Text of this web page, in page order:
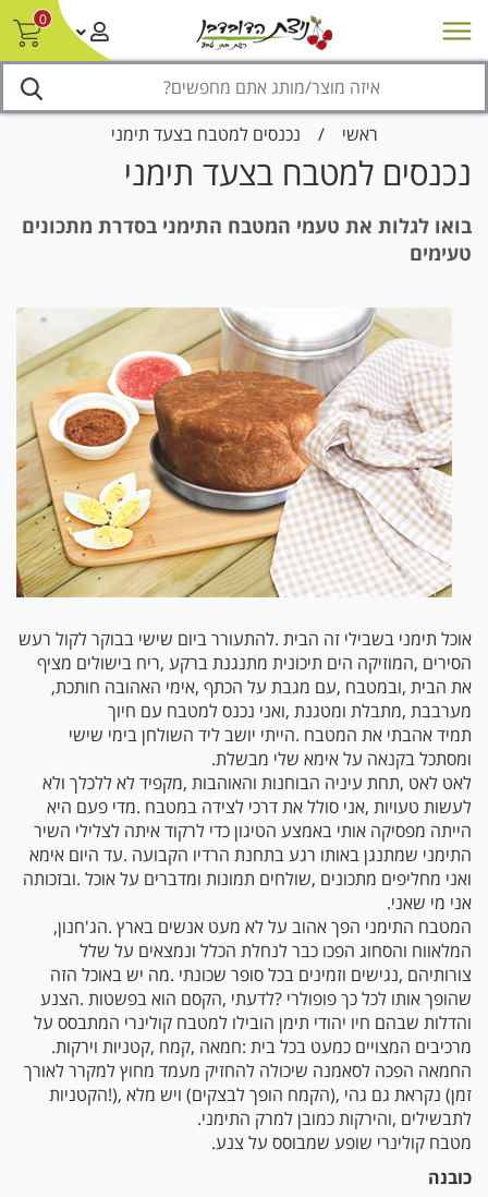
0
מבצעים סניפים צור קשר/ביטול הזמנה
ראשי / נכנסים למטבח בצעד תימני
נכנסים למטבח בצעד תימני
בואו לגלות את טעמי המטבח התימני בסדרת מתכונים
טעימים
‬את‭ ‬הבית‭, ‬ובמטבח‭, ‬עם‭ ‬מגבת‭ ‬על‭ ‬הכתף‭, ‬אימי‭ ‬האהובה‭ ‬חותכת‭,
‬מערבבת‭, ‬מתבלת‭ ‬ומטגנת‭, ‬ואני‭ ‬נכנס‭ ‬למטבח‭ ‬עם‭ ‬חיוך
‬ומסתכל‭ ‬בקנאה‭ ‬על‭ ‬אימא‭ ‬שלי‭ ‬מבשלת‭.‬
‬אני‭ ‬מי‭ ‬שאני‭. ‬
המטבח‭ ‬התימני‭ ‬הפך‭ ‬אהוב‭ ‬על‭ ‬לא‭ ‬מעט‭ ‬אנשים‭ ‬בארץ‭. ‬הג‭'‬חנון‭,
‬מרכיבים‭ ‬המצויים‭ ‬כמעט‭ ‬בכל‭ ‬בית‭: ‬חמאה‭, ‬קמח‭, ‬קטניות‭ ‬וירקות‭.‬
‬לתבשילים‭, ‬והירקות‭ ‬כמובן‭ ‬למרק‭ ‬התימני‭.‬
מטבח‭ ‬קולינרי‭ ‬שופע‭ ‬שמבוסס‭ ‬על‭ ‬צנע.
כובנה